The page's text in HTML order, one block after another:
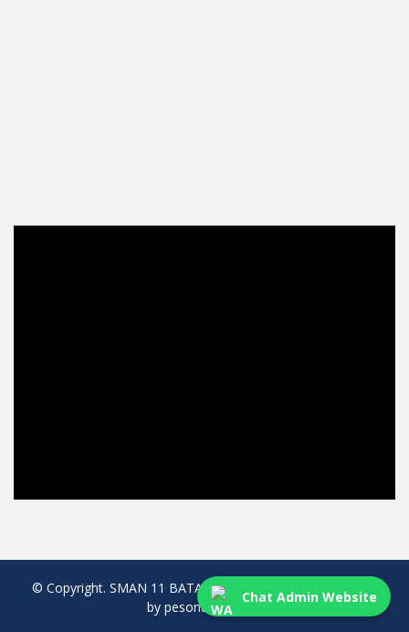
Chat Admin Website
© Copyright. SMAN 11 BATAM. All rights reserved. created
by pesonaweb.com